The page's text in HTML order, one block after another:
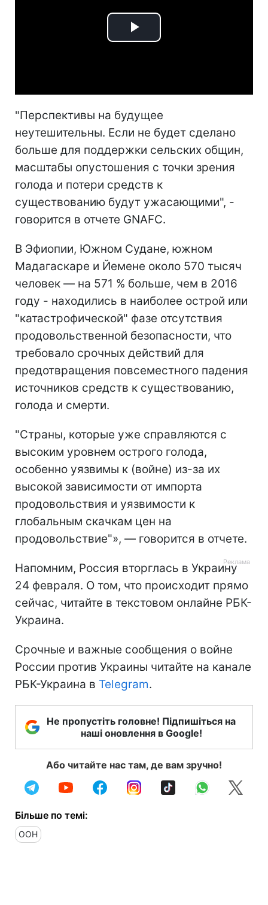
Play
"Перспективы на будущее
неутешительны. Если не будет сделано
больше для поддержки сельских общин,
масштабы опустошения с точки зрения
голода и потери средств к
существованию будут ужасающими", -
говорится в отчете GNAFC.
В Эфиопии, Южном Судане, южном
Мадагаскаре и Йемене около 570 тысяч
человек — на 571 % больше, чем в 2016
году - находились в наиболее острой или
"катастрофической" фазе отсутствия
продовольственной безопасности, что
требовало срочных действий для
предотвращения повсеместного падения
источников средств к существованию,
голода и смерти.
"Страны, которые уже справляются с
высоким уровнем острого голода,
особенно уязвимы к (войне) из-за их
высокой зависимости от импорта
продовольствия и уязвимости к
глобальным скачкам цен на
продовольствие"», — говорится в отчете.
Напомним, Россия вторглась в Украину
24 февраля. О том, что происходит прямо
сейчас, читайте в текстовом онлайне РБК-
Украина.
Срочные и важные сообщения о войне
России против Украины читайте на канале
РБК-Украина в Telegram.
Не пропустіть головне! Підпишіться на
наші оновлення в Google!
Або читайте нас там, де вам зручно!
Більше по темі:
ООН